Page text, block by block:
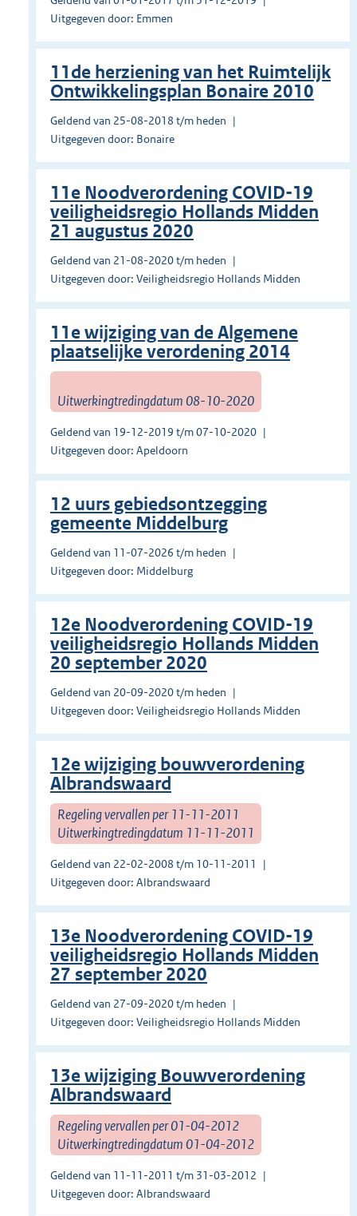
Uitgegeven door: Emmen
11de herziening van het Ruimtelijk
Ontwikkelingsplan Bonaire 2010
Geldend van 25-08-2018 t/m heden
Uitgegeven door: Bonaire
11e Noodverordening COVID-19
veiligheidsregio Hollands Midden
21 augustus 2020
Geldend van 21-08-2020 t/m heden
Uitgegeven door: Veiligheidsregio Hollands Midden
11e wijziging van de Algemene
plaatselijke verordening 2014
Uitwerkingtredingdatum 08-10-2020
Geldend van 19-12-2019 t/m 07-10-2020
Uitgegeven door: Apeldoorn
12 uurs gebiedsontzegging
gemeente Middelburg
Geldend van 11-07-2026 t/m heden
Uitgegeven door: Middelburg
12e Noodverordening COVID-19
veiligheidsregio Hollands Midden
20 september 2020
Geldend van 20-09-2020 t/m heden
Uitgegeven door: Veiligheidsregio Hollands Midden
12e wijziging bouwverordening
Albrandswaard
Regeling vervallen per 11-11-2011
Uitwerkingtredingdatum 11-11-2011
Geldend van 22-02-2008 t/m 10-11-2011
Uitgegeven door: Albrandswaard
13e Noodverordening COVID-19
veiligheidsregio Hollands Midden
27 september 2020
Geldend van 27-09-2020 t/m heden
Uitgegeven door: Veiligheidsregio Hollands Midden
13e wijziging Bouwverordening
Albrandswaard
Regeling vervallen per 01-04-2012
Uitwerkingtredingdatum 01-04-2012
Geldend van 11-11-2011 t/m 31-03-2012
Uitgegeven door: Albrandswaard